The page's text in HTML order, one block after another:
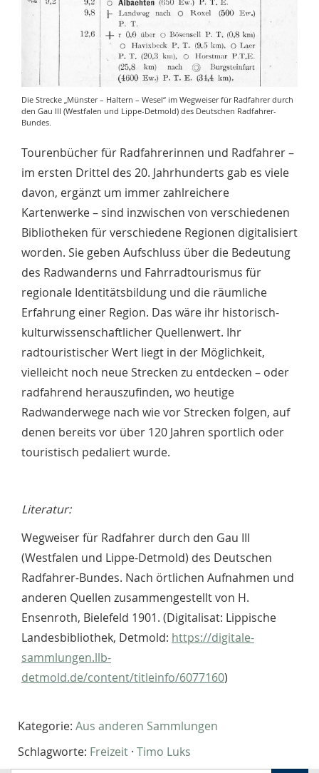
Die Strecke „Münster – Haltern – Wesel“ im Wegweiser für Radfahrer durch
den Gau III (Westfalen und Lippe-Detmold) des Deutschen Radfahrer-
Bundes.
Tourenbücher für Radfahrerinnen und Radfahrer –
im ersten Drittel des 20. Jahrhunderts gab es viele
davon, ergänzt um immer zahlreichere
Kartenwerke – sind inzwischen von verschiedenen
Bibliotheken für verschiedene Regionen digitalisiert
worden. Sie geben Aufschluss über die Bedeutung
des Radwanderns und Fahrradtourismus für
regionale Identitätsbildung und die räumliche
Erfahrung einer Region. Das wäre ihr historisch-
kulturwissenschaftlicher Quellenwert. Ihr
radtouristischer Wert liegt in der Möglichkeit,
vielleicht noch neue Strecken zu entdecken – oder
radfahrend herauszufinden, wo heutige
Radwanderwege nach wie vor Strecken folgen, auf
denen bereits vor über 120 Jahren sportlich oder
touristisch pedaliert wurde.
Literatur:
Wegweiser für Radfahrer durch den Gau III
(Westfalen und Lippe-Detmold) des Deutschen
Radfahrer-Bundes. Nach örtlichen Aufnahmen und
anderen Quellen zusammengestellt von H.
Ensenroth, Bielefeld 1901. (Digitalisat: Lippische
Landesbibliothek, Detmold: https://digitale-
sammlungen.llb-
detmold.de/content/titleinfo/6077160)
Kategorie: Aus anderen Sammlungen
Schlagworte: Freizeit · Timo Luks